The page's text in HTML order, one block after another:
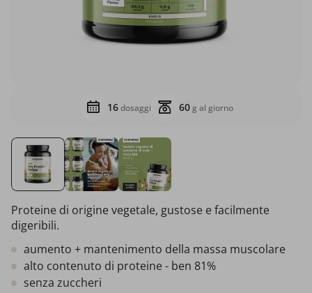
16dosaggi 60g al giorno
Proteine di origine vegetale, gustose e facilmente
digeribili.
aumento + mantenimento della massa muscolare
alto contenuto di proteine - ben 81%
senza zuccheri